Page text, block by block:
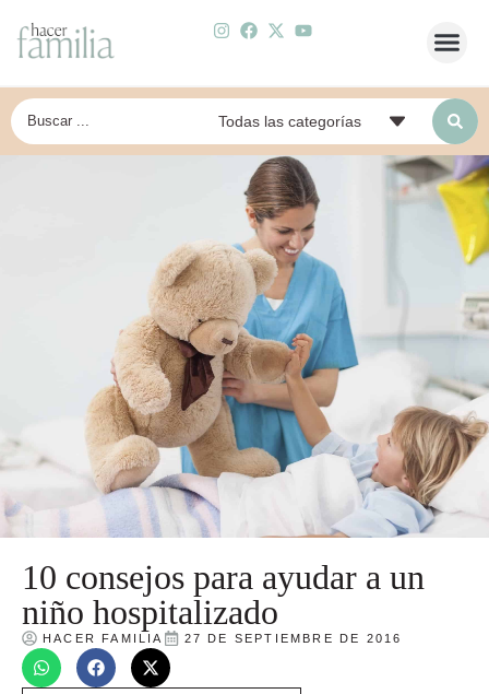
10 consejos para ayudar a un
niño hospitalizado
HACER FAMILIA 27 DE SEPTIEMBRE DE 2016